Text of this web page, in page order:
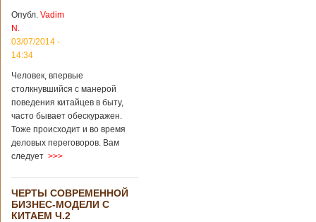
километров.
Сообщается, что
функциональных
зон для
Подробнее...
Опубликовано
12/02/2019 - 10:40
Удивительные
для туристов
вещи в Китае
Традиции и
образ жизни
жителей Китая
существенно
европейского быта.
Мы собрали для
вас информацию о
вещах, которые
Опубл. Vadim
N.
03/07/2014 -
14:34
Человек, впервые
столкнувшийся с манерой
поведения китайцев в быту,
часто бывает обескуражен.
Тоже происходит и во время
деловых переговоров. Вам
следует >>>
ЧЕРТЫ СОВРЕМЕННОЙ
БИЗНЕС-МОДЕЛИ С
КИТАЕМ Ч.2